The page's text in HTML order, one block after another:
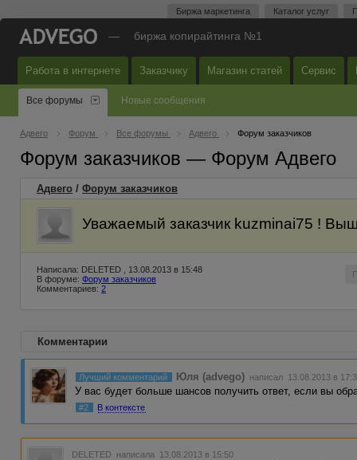
Биржа маркетинга Каталог услуг
— биржа копирайтинга №1
Работа в интернете Заказчику Магазин статей Сервис
Все форумы Новые сообщения
Адвего Форум Все форумы Адвего Форум заказчиков
Форум заказчиков — Форум Адвего
Адвего / Форум заказчиков
Уважаемый заказчик kuzminai75 !
Написала: DELETED , 13.08.2013 в 15:48
В форуме: Форум заказчиков
Комментариев: 2
Комментарии
Лучший комментарий Юля (advego) написал 13.08.2013 в
У вас будет больше шансов получить ответ, если вы
#2 В контексте
DELETED написала 13.08.2013 в 15:50